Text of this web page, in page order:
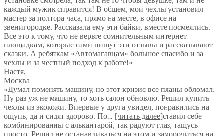
каждый мужик справится! В общем, мои чехлы установил
мастер за полтора часа, прямо на месте, в офисе на
звенигородке. Рассказала ему эти байки, вместе посмеялись.
Все это к тому, что не верьте сомнительным интернет
площадкам, которые сами пишут эти отзывы и рассказывают
сказки. А ребяткам «Автомагавцам» большое спасибо и за
чехлы и за честный подход к работе!»
Настя,
Москва
«Думал поменять машину, но этот кризис все планы обломал.
Ну раз уж не машину, то хоть салон обновлю. Решил купить
чехлы из экокожи. Впервые у друга увидел, понравились на
ощупь, да и сидят здорово. По... [читать далее]ставил себе
комбинированны с алькантарой, так радуют глаз, тащусь
просто. Решил не останавливаться на этом и заморочиться на